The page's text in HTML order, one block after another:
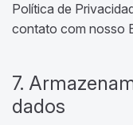
Política de
contato com nosso
7.
dados